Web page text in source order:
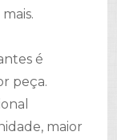
é
peça.
maior